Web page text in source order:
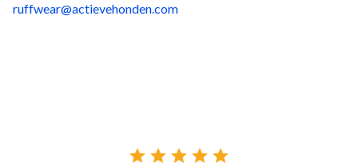
ruffwear@actievehonden.com
    